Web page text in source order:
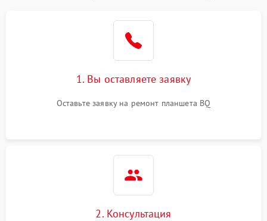
1. Вы оставляете заявку
Оставьте заявку на ремонт планшета BQ
2. Консультация